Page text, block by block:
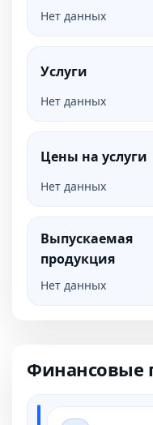
Нет данных
Услуги
Нет данных
Цены на услуги
Нет данных
Выпускаемая
продукция
Нет данных
Финансовые